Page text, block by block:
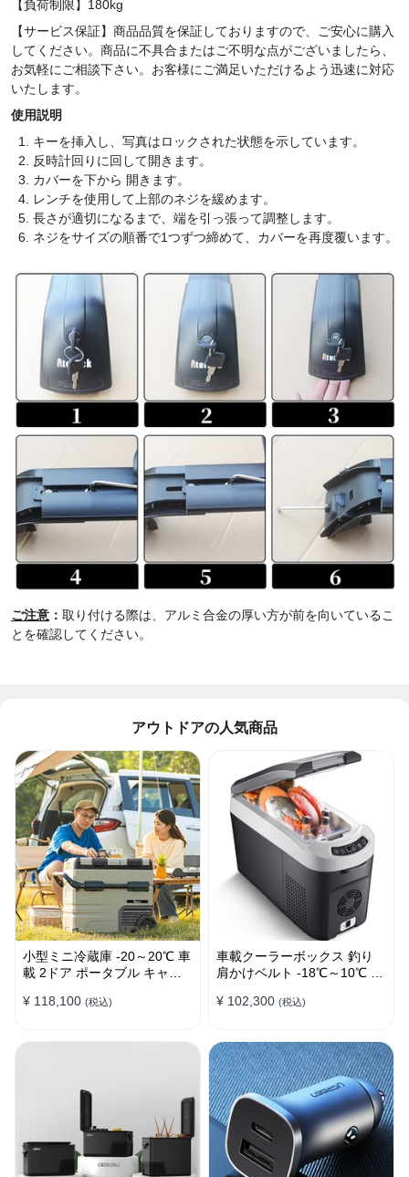
【負荷制限】180kg
【サービス保証】商品品質を保証しておりますので、ご安心に購入
してください。商品に不具合またはご不明な点がございましたら、
お気軽にご相談下さい。お客様にご満足いただけるよう迅速に対応
いたします。
使用説明
キーを挿入し、写真はロックされた状態を示しています。
反時計回りに回して開きます。
カバーを下から 開きます。
レンチを使用して上部のネジを緩めます。
長さが適切になるまで、端を引っ張って調整します。
ネジをサイズの順番で1つずつ締めて、カバーを再度覆います。
ご注意 ： 取り付ける際は、アルミ合金の厚い方が前を向いているこ
とを確認してください。
アウトドアの人気商品
小型ミニ冷蔵庫 -20～20℃ 車
載 2ドア ポータブル キャン
¥ 118,100 (税込)
車載クーラーボックス 釣り
肩かけベルト -18℃～10℃ 冷
庭用
¥ 102,300 (税込)